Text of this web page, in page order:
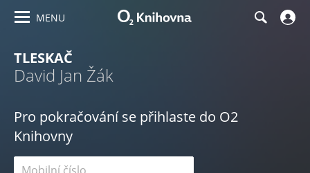
MENU
TLESKAČ
David Jan Žák
Pro pokračování se přihlaste do O2
Knihovny